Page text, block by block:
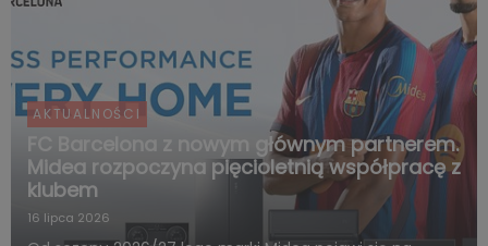
AKTUALNOŚCI
FC Barcelona z nowym głównym partnerem.
Midea rozpoczyna pięcioletnią współpracę z
klubem
16 lipca 2026